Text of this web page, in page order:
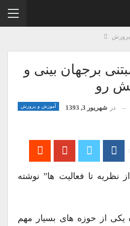
برجهان بینی و
رو
آموزش و پرورش درشهریور 3, 1393
نظریه تا فعالیت ها” نوشته
از حوزه های بسیار مهم